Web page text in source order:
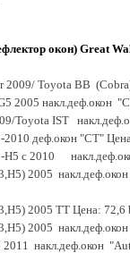
окон) Great
2009/ Toyota BB
2005 накл.деф.окон
Toyota IST
2010 деф.окон "CT"
H5 с 2010
2005
2005 TT Цена: 72,6
2005
2011 накл.деф.окон